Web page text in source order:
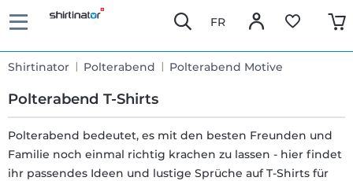
FR
Shirtinator Polterabend Polterabend Motive
Polterabend T-Shirts
Schnelle
Polterabend bedeutet, es mit den besten Freunden und
Familie noch einmal richtig krachen zu lassen - hier findet
ihr passendes Ideen und lustige Sprüche auf T-Shirts für